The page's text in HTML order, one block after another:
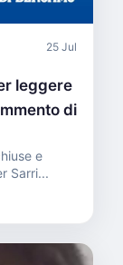
25 Jul
leggere
di
e
Sarri...